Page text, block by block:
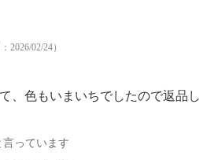
2026/02/24）
、色もいまいちでしたので返品し
っています